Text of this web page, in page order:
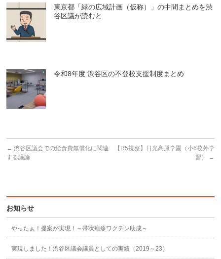
東京都「緑の広域計画（仮称）」の中間まとめを渋
谷区議が読むと
令和8年度 渋谷区の不登校支援制度まとめ
← 渋谷区議会での給食費無償化に関連
する議論
【R5視察】日光高原学園（小6校外学
習）
→
お知らせ
やったぁ！提案が実現！～帯状疱疹ワクチン助成～
実現しました！渋谷区議会議員としての実績（2019～23）